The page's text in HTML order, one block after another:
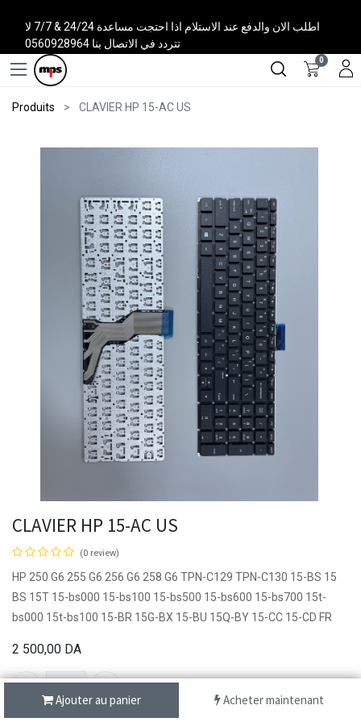
اطلب الان والدفع عند الاستلام اذا احتجت مساعدة 24/24 & 7/7 لا
تتردد في الاتصال بنا 0560928964
0
Produits CLAVIER HP 15-AC US
Ajouter au panier Acheter maintenant
CLAVIER HP 15-AC US
(0 review)
HP 250 G6 255 G6 256 G6 258 G6 TPN-C129 TPN-C130 15-BS 15
BS 15T 15-bs000 15-bs100 15-bs500 15-bs600 15-bs700 15t-
bs000 15t-bs100 15-BR 15G-BX 15-BU 15Q-BY 15-CC 15-CD FR
2 500,00 DA